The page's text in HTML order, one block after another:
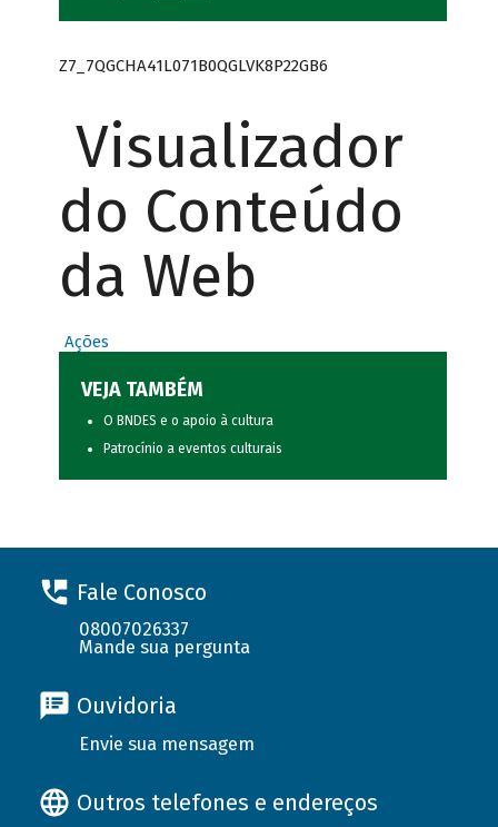
Z7_7QGCHA41L071B0QGLVK8P22GB6
Visualizador
do Conteúdo
da Web
Ações
VEJA TAMBÉM
O BNDES e o apoio à cultura
Patrocínio a eventos culturais
Fale Conosco
08007026337
Mande sua pergunta
Ouvidoria
Envie sua mensagem
Outros telefones e endereços